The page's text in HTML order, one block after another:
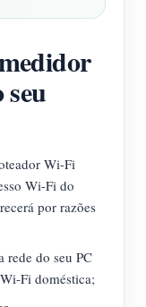
Wi-Fi
Wi-Fi do
por razões
rede do seu PC
Fi doméstica;